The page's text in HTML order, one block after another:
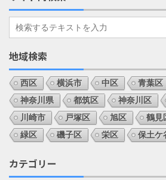
地域検索
西区 横浜市 中区 青葉区
神奈川県
都筑区 神奈川区
川崎市
戸塚区 旭区 鶴見
緑区
磯子区 栄区 保土ケ
カテゴリー